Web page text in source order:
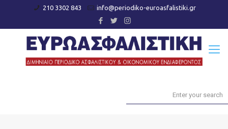
210 3302 843 info@periodiko-euroasfalistiki.gr